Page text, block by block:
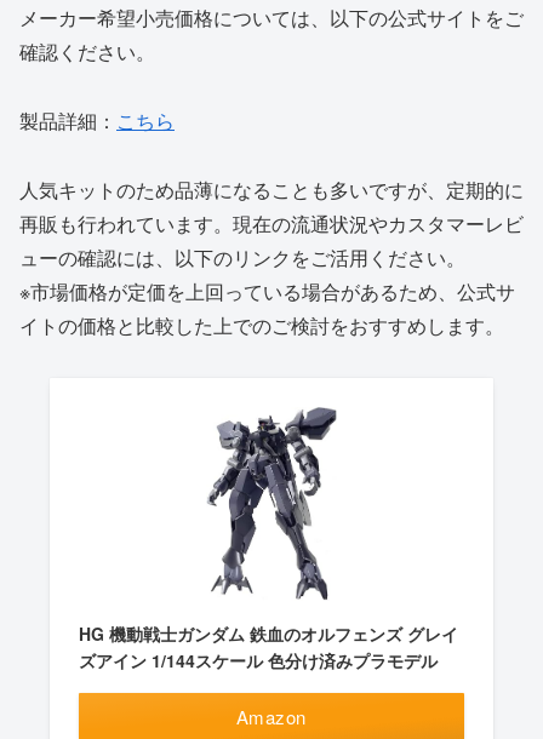
メーカー希望小売価格については、以下の公式サイトをご
確認ください。
製品詳細： こちら
人気キットのため品薄になることも多いですが、定期的に
再販も行われています。現在の流通状況やカスタマーレビ
ューの確認には、以下のリンクをご活用ください。
※市場価格が定価を上回っている場合があるため、公式サ
イトの価格と比較した上でのご検討をおすすめします。
HG 機動戦士ガンダム 鉄血のオルフェンズ グレイ
ズアイン 1/144スケール 色分け済みプラモデル
Amazon